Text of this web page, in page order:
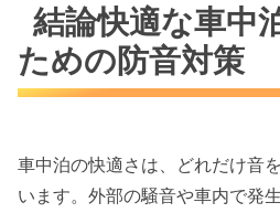
結論快適な車中
ための防音対策
車中泊の快適さは、どれだけ音
います。外部の騒音や車内で発